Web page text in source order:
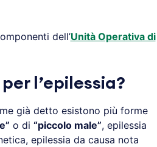
dell’Unità Operativa di
l’epilessia?
già detto esistono più forme
o di “piccolo male”, epilessia
epilessia da causa nota